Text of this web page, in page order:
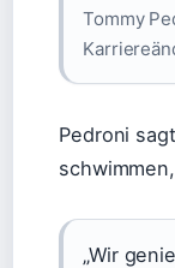
Tommy
Pedroni
„Wir